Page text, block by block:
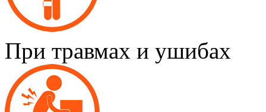
При травмах и ушибах